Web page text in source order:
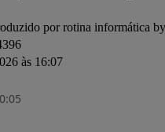
por rotina informática by
às 16:07